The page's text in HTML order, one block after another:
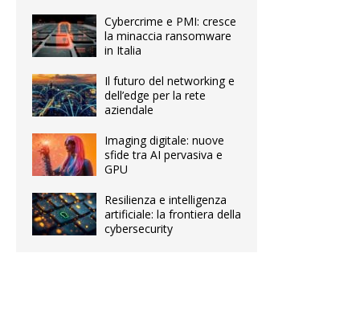
Cybercrime e PMI: cresce
la minaccia ransomware
in Italia
Il futuro del networking e
dell’edge per la rete
aziendale
Imaging digitale: nuove
sfide tra AI pervasiva e
GPU
Resilienza e intelligenza
artificiale: la frontiera della
cybersecurity